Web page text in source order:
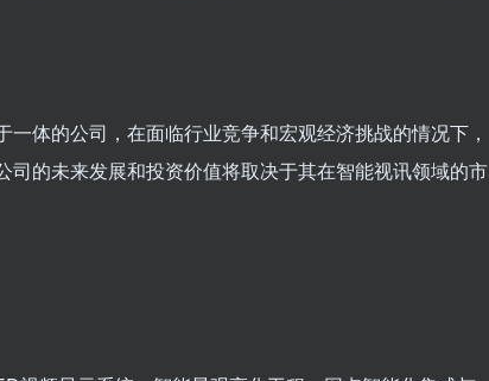
体的公司，在面临行业竞争和宏观经济挑战的情况下，
的未来发展和投资价值将取决于其在智能视讯领域的市